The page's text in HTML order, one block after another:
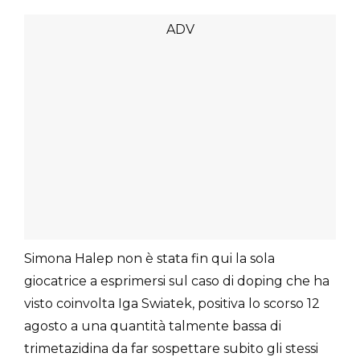
Simona Halep non è stata fin qui la sola
giocatrice a esprimersi sul caso di doping che ha
visto coinvolta Iga Swiatek, positiva lo scorso 12
agosto a una quantità talmente bassa di
trimetazidina da far sospettare subito gli stessi